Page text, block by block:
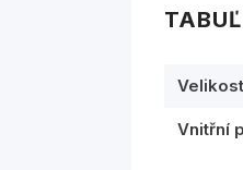
Vnitřní